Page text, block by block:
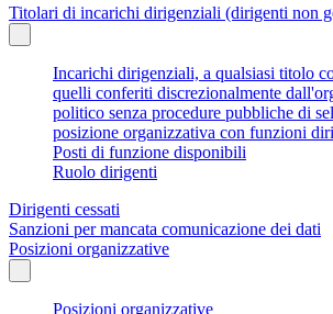
Titolari di incarichi dirigenziali (dirigenti non
Incarichi dirigenziali, a qualsiasi titolo
quelli conferiti discrezionalmente
politico senza procedure pubbliche di
posizione organizzativa con funzioni
Posti di funzione disponibili
Ruolo dirigenti
Dirigenti cessati
Sanzioni per mancata comunicazione dei dati
Posizioni organizzative
Posizioni organizzative